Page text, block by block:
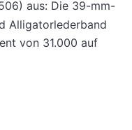
aus: Die 39-mm-
Alligatorlederband
von 31.000 auf